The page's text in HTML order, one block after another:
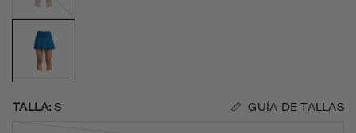
TALLA:S GUÍA DE TALLAS